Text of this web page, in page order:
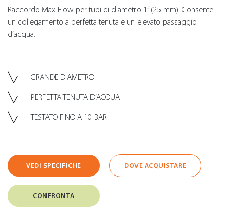
Raccordo Max-Flow per tubi di diametro 1” (25 mm). Consente
un collegamento a perfetta tenuta e un elevato passaggio
d’acqua.
GRANDE DIAMETRO
PERFETTA TENUTA D’ACQUA
TESTATO FINO A 10 BAR
VEDI SPECIFICHE DOVE ACQUISTARE
CONFRONTA